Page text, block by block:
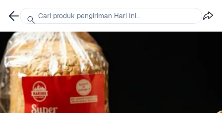
Cari produk pengiriman Hari Ini...